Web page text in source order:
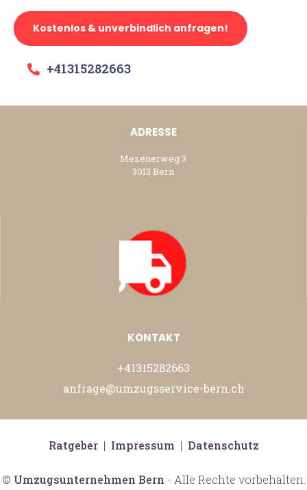
Kostenlos & unverbindlich anfragen!
+41315282663
ADRESSE
Mezenerweg 3
3013 Bern
KONTAKT
+41315282663
anfrage@umzugsservice-bern.ch
© Umzugsunternehmen Bern - Alle Rechte vorbehalten.
Ratgeber| Impressum | Datenschutz